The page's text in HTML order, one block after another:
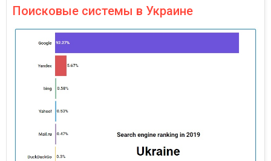
Поисковые системы в Украине